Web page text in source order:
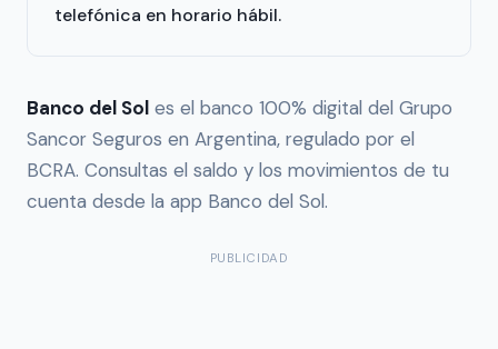
telefónica en horario hábil.
Banco del Sol es el banco 100% digital del Grupo
Sancor Seguros en Argentina, regulado por el
BCRA. Consultas el saldo y los movimientos de tu
cuenta desde la app Banco del Sol.
PUBLICIDAD